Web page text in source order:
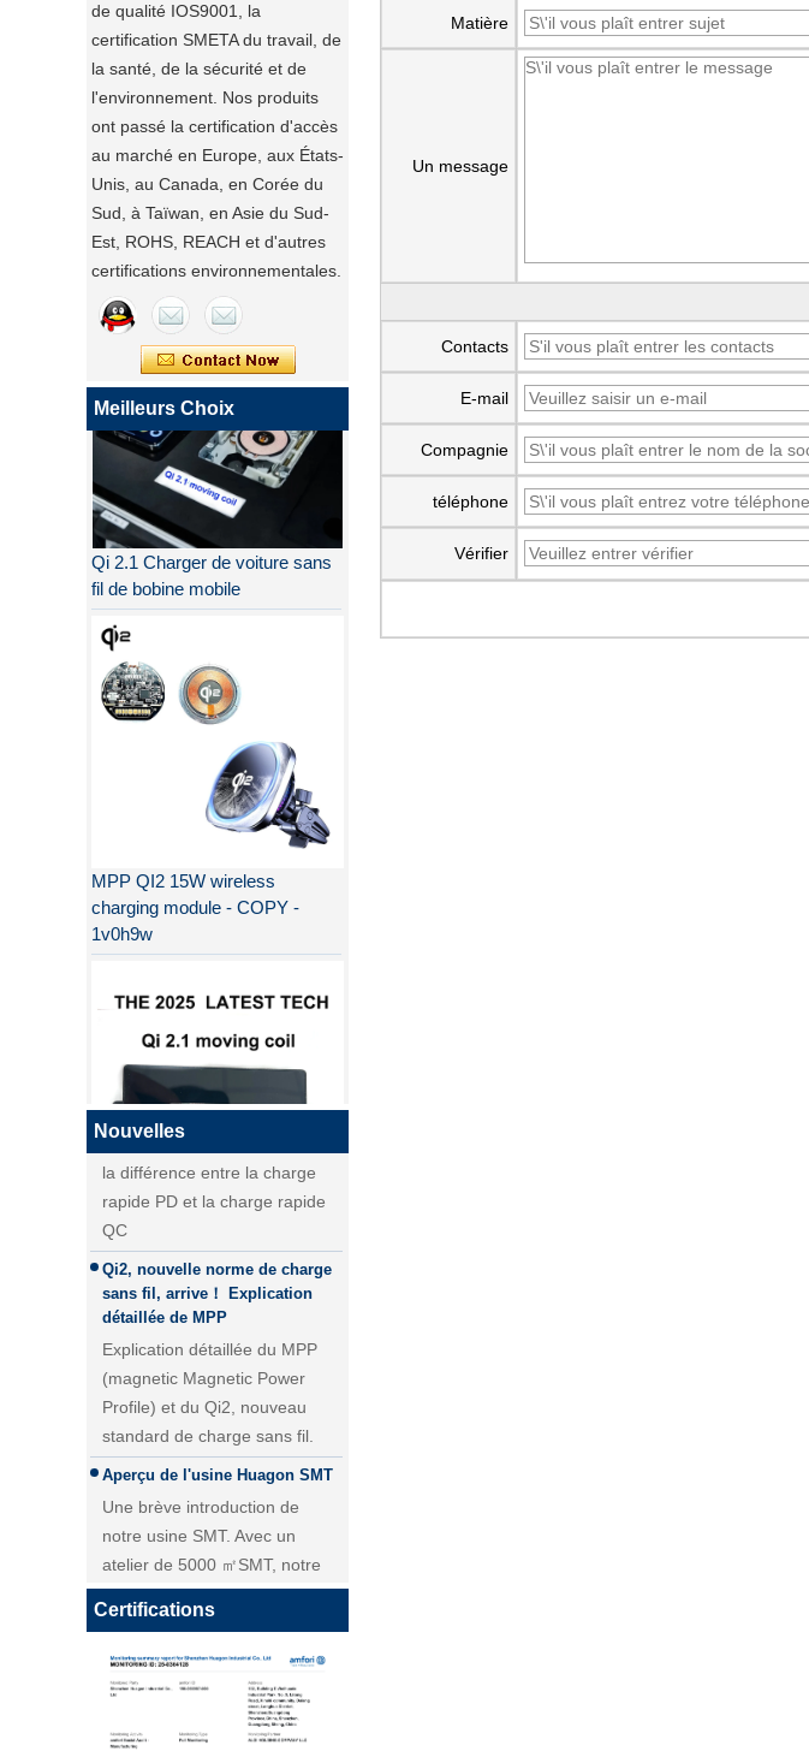
de qualité IOS9001, la
certification SMETA du travail, de
la santé, de la sécurité et de
l'environnement. Nos produits
ont passé la certification d'accès
au marché en Europe, aux États-
Unis, au Canada, en Corée du
Sud, à Taïwan, en Asie du Sud-
Est, ROHS, REACH et d'autres
certifications environnementales.
Meilleurs Choix
Qi 2.1 Charger de voiture sans
fil de bobine mobile
charging module - COPY -
1v0h9w
QI2
QI2 Chargeur sans fil - Copie -
JCJW30
Nouvelles
Pourquoi QI2 est meilleur que
la différence entre la charge
rapide PD et la charge rapide
QC
rapide PD et la charge rapide
QC
Qi2, nouvelle norme de charge
sans fil, arrive！ Explication
détaillée de MPP
Explication détaillée du MPP
(magnetic Magnetic Power
Profile) et du Qi2, nouveau
standard de charge sans fil.
Aperçu de l'usine Huagon SMT
Une brève introduction de
notre usine SMT. Avec un
atelier de 5000 ㎡SMT, notre
livraison quotidienne pour le
Personnalisation du module de
charge sans fil Huagon solution
de charge sans fil unique
Personnalisation du module de
Certifications
Matière
Un message
Contacts
E-mail
Compagnie
téléphone
Vérifier